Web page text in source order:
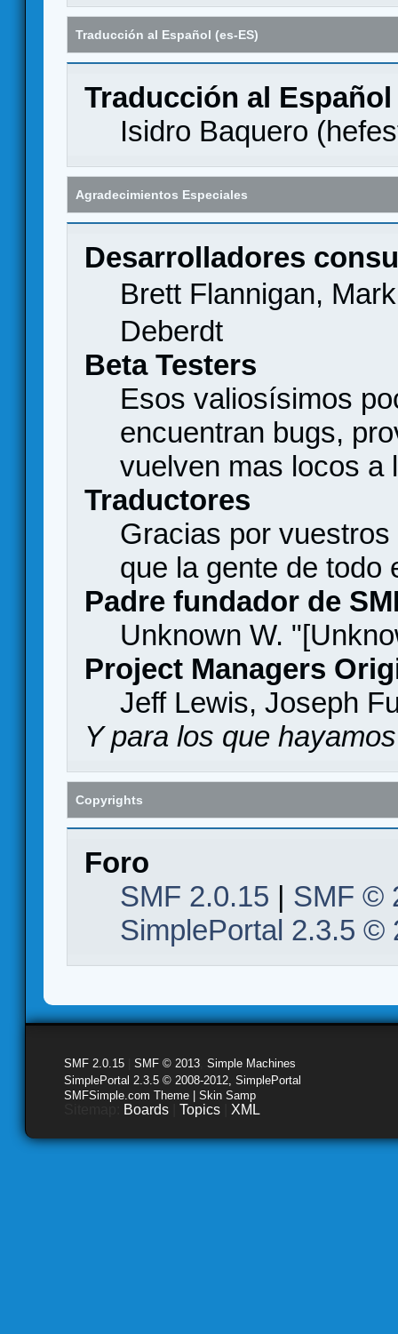
Traducción al Español (es-ES)
Traducción al Español
Isidro Baquero (
Agradecimientos Especiales
Desarrolladores
Brett Flannigan,
Deberdt
Beta Testers
Esos valiosísimos
encuentran bugs,
vuelven mas locos a
Traductores
Gracias por
que la gente de todo
Padre fundador de
Unknown W.
Project Managers
Jeff Lewis, Joseph
Y para los que
Copyrights
Foro
SMF 2.0.15 | SMF ©
SimplePortal 2.3.5 ©
SMF 2.0.15 SMF © 2013 Simple Machines
SimplePortal 2.3.5 © 2008-2012, SimplePortal
SMFSimple.com Theme | Skin Samp
Boards Topics XML